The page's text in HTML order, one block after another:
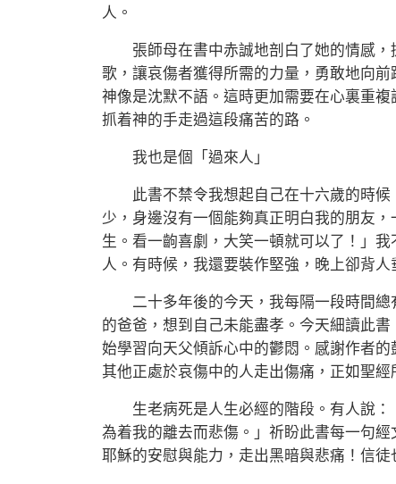
人。
張師母在書中赤誠地剖白了她的情感，
歌，讓哀傷者獲得所需的力量，勇敢地向
神像是沈默不語。這時更加需要在心裏重
抓着神的手走過這段痛苦的路。
我也是個「過來人」
此書不禁令我想起自己在十六歲的時候
少，身邊沒有一個能夠真正明白我的朋友
生。看一齣喜劇，大笑一頓就可以了！」
人。有時候，我還要裝作堅強，晚上卻背
二十多年後的今天，我每隔一段時間總
的爸爸，想到自己未能盡孝。今天細讀此
始學習向天父傾訴心中的鬱悶。感謝作者
其他正處於哀傷中的人走出傷痛，正如聖
生老病死是人生必經的階段。有人說：
為着我的離去而悲傷。」祈盼此書每一句
耶穌的安慰與能力，走出黑暗與悲痛！信徒